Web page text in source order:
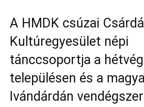
A HMDK csúzai
Kultúregyesület népi
tánccsoportja a
településen és a
Ivándárdán